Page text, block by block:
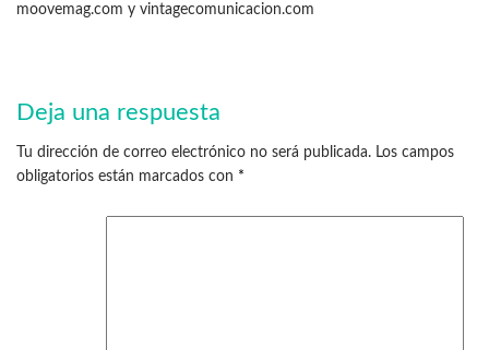
moovemag.com y vintagecomunicacion.com
Deja una respuesta
Tu dirección de correo electrónico no será publicada. Los campos
obligatorios están marcados con *